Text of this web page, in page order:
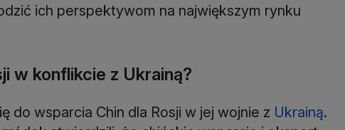
ich perspektywom na największym rynku
w konflikcie z Ukrainą?
do wsparcia Chin dla Rosji w jej wojnie z Ukrainą.